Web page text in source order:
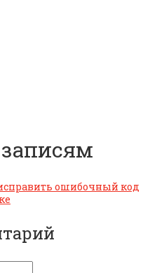
ошибочный код